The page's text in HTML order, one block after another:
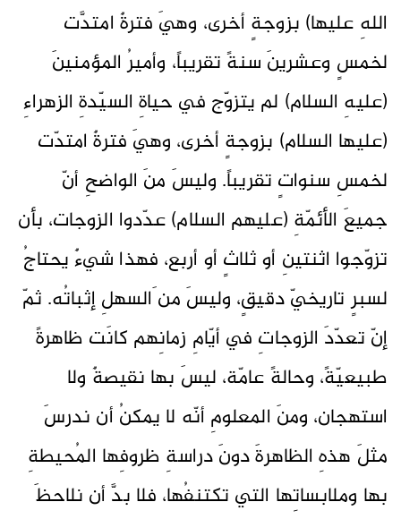
اللهِ عليها) بزوجةٍ أخرى، وهيَ فترةٌ امتدَّت
لخمسٍ وعشرينَ سنةً تقريباً، وأميرُ المؤمنينَ
(عليهِ السلام) لم يتزوّج في حياةِ السيّدةِ الزهراءِ
(عليها السلام) بزوجةٍ أخرى، وهيَ فترةٌ امتدّت
لخمسِ سنواتٍ تقريباً. وليسَ منَ الواضحِ أنّ
جميعَ الأئمّةِ (عليهم السلام) عدّدوا الزوجات، بأن
تزوّجوا اثنتينِ أو ثلاثٍ أو أربع، فهذا شيءٌ يحتاجُ
لسبرٍ تاريخيّ دقيقٍ، وليسَ من َالسهلِ إثباتُه. ثمّ
إنّ تعدّدَ الزوجاتِ في أيّامِ زمانِهم كانَت ظاهرةً
طبيعيّةً، وحالةً عامّة، ليسَ بها نقيصةٌ ولا
استهجان، ومنَ المعلومِ أنّه لا يمكنُ أن ندرسَ
مثلَ هذهِ الظاهرةَ دونَ دراسةِ ظروفِها المُحيطةِ
بها وملابساتِها التي تكتنفُها، فلا بدَّ أن نلاحظَ